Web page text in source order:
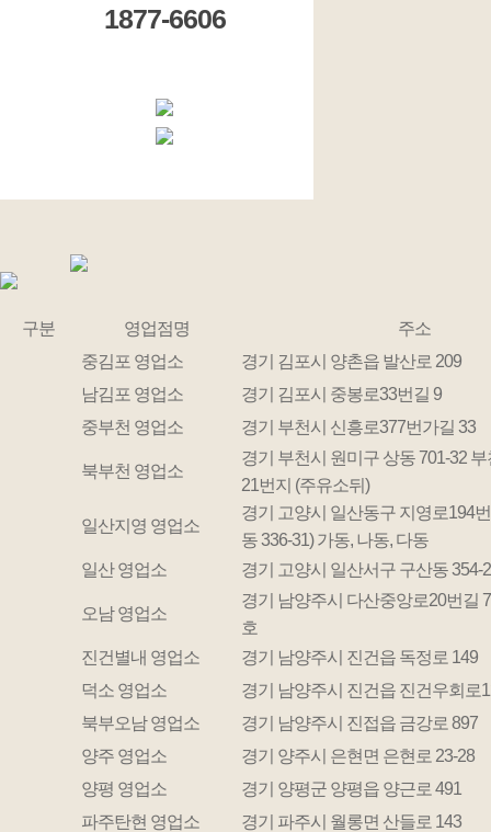
1877-6606
구분 영업점명 주소
중김포 영업소
경기 김포시 양촌읍 발산로 209
남김포 영업소
경기 김포시 중봉로33번길 9
중부천 영업소
경기 부천시 신흥로377번가길 33
북부천 영업소
경기 부천시 원미구 상동 701-32
21번지 (주유소뒤)
일산지영 영업소
경기 고양시 일산동구 지영로194
동 336-31) 가동, 나동, 다동
일산 영업소
경기 고양시 일산서구 구산동 354-2
오남 영업소
경기 남양주시 다산중앙로20번길
호
진건별내 영업소
경기 남양주시 진건읍 독정로 149
덕소 영업소
경기 남양주시 진건읍 진건우회로
북부오남 영업소
경기 남양주시 진접읍 금강로 897
양주 영업소
경기 양주시 은현면 은현로 23-28
양평 영업소
경기 양평군 양평읍 양근로 491
파주탄현 영업소
경기 파주시 월롱면 산들로 143